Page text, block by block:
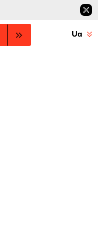
Ua